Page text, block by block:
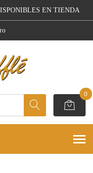
EN TIENDA
0